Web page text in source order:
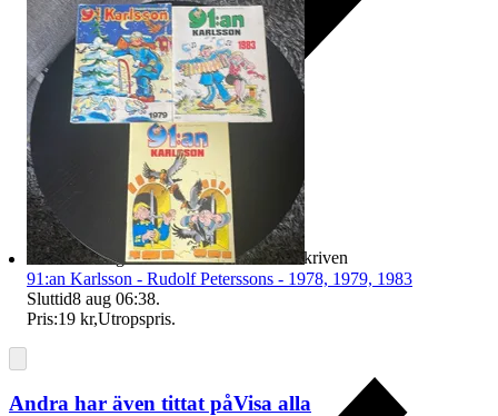
Ersättning om varan inte är som beskriven
91:an Karlsson - Rudolf Peterssons - 1978, 1979, 1983
Sluttid8 aug 06:38.
Pris:19 kr,Utropspris.
Andra har även tittat påVisa alla